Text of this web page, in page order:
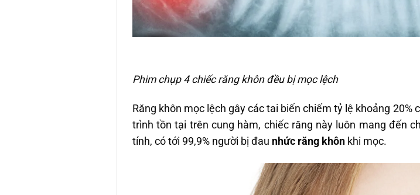
Phim chụp 4 chiếc răng khôn đều bị mọc lệch
Răng khôn mọc lệch gây các tai biến chiếm tỷ lệ khoảng
trình tồn tại trên cung hàm, chiếc răng này luôn mang đến
tính, có tới 99,9% người bị đau nhức răng khônkhi mọc.